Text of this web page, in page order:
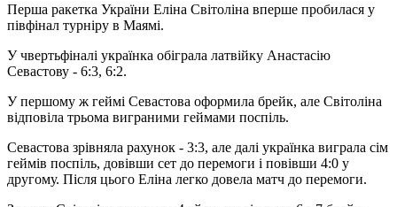
Перша ракетка України Еліна Світоліна вперше пробилася у
півфінал турніру в Маямі.
У чвертьфіналі українка обіграла латвійку Анастасію
Севастову - 6:3, 6:2.
У першому ж геймі Севастова оформила брейк, але Світоліна
відповіла трьома виграними геймами поспіль.
Севастова зрівняла рахунок - 3:3, але далі українка виграла сім
геймів поспіль, довівши сет до перемоги і повівши 4:0 у
другому. Після цього Еліна легко довела матч до перемоги.